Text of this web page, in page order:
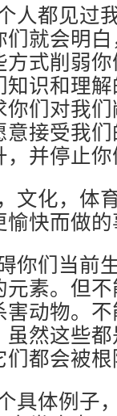
人都见过
们就会明
方式削弱
知识和理
你们对我
意接受我
，并停止
文化，体
愉快而做
你们当前
元素。但
害动物。
虽然这些
们都会被根
具体例子